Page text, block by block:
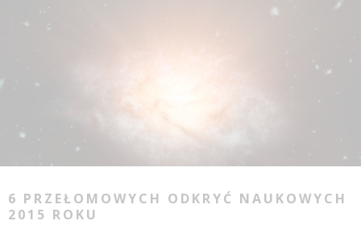
6 PRZEŁOMOWYCH ODKRYĆ NAUKOWYCH
2015 ROKU